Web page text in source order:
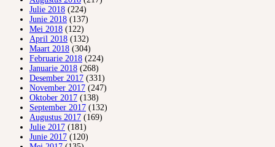
Julie 2018 (224)
Junie 2018 (137)
Mei 2018 (122)
April 2018 (132)
Maart 2018 (304)
Februarie 2018 (224)
Januarie 2018 (268)
Desember 2017 (331)
November 2017 (247)
Oktober 2017 (138)
September 2017 (132)
Augustus 2017 (169)
Julie 2017 (181)
Junie 2017 (120)